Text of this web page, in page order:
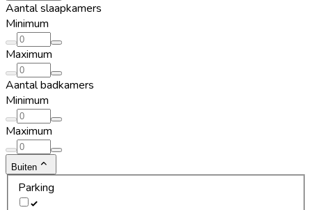
Aantal slaapkamers
Minimum
Maximum
Aantal badkamers
Minimum
Maximum
Buiten
Parking